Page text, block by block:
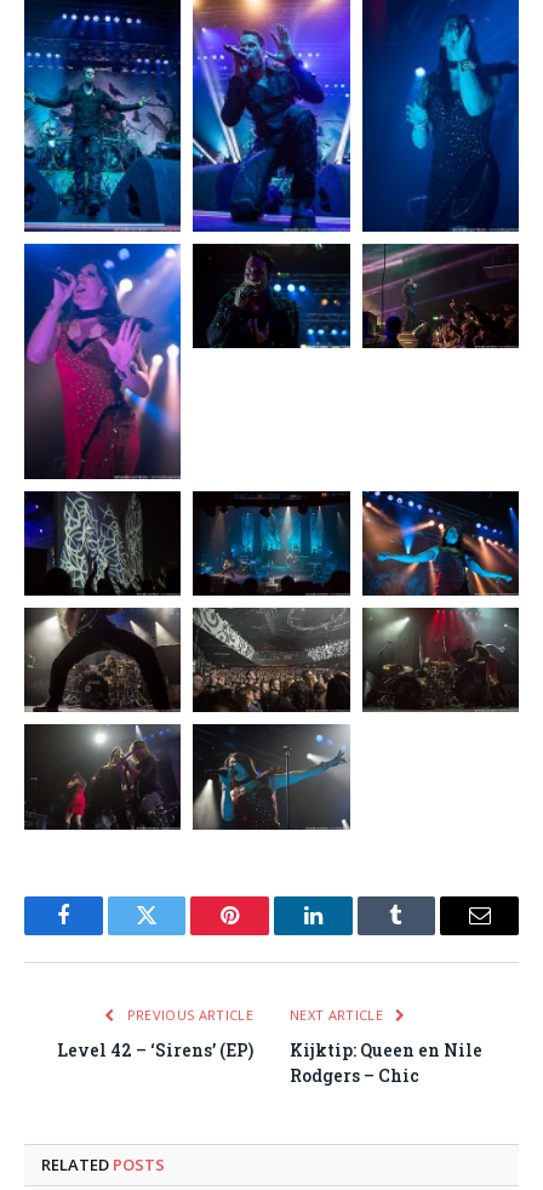
FacebookTwitter Pinterest LinkedInTumblr Email
PREVIOUS ARTICLE
Level 42 – ‘Sirens’ (EP)
NEXT ARTICLE
Kijktip: Queen en Nile
Rodgers – Chic
RELATED POSTS